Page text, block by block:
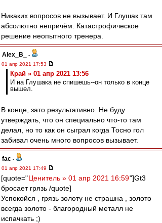
Никаких вопросов не вызывает. И Глушак там
абсолютно непричём. Катастрофическое
решение неопытного тренера.
Alex_B_
-
01 апр 2021 17:53
Край » 01 апр 2021 13:56
И на Глушака не спишешь--он только в конце
вышел.
В конце, зато результативно. Не буду
утверждать, что он специально что-то там
делал, но то как он сыграл когда Тосно гол
забивал очень много вопросов вызывает.
fac -
01 апр 2021 17:49
[quote="Ценитель » 01 апр 2021 16:59"]Gt3
бросает грязь /quote]
Успокойся , грязь золоту не страшна , золото
всегда золото - благородный металл не
испачкать ;)